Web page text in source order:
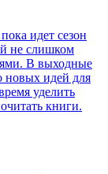
идет сезон
не слишком
В выходные
новых идей для
уделить
книги.